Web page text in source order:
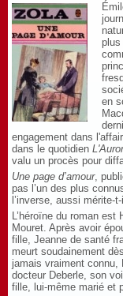
plus
en
engagement dans
dans le quotidien
valu un procès pour
Une page d’amour,
pas l’un des plus
l’inverse, aussi mérite-
L’héroïne du roman est
Mouret. Après avoir
fille, Jeanne de santé
meurt soudainement
jamais vraiment connu,
docteur Deberle, son
fille, lui-même marié et